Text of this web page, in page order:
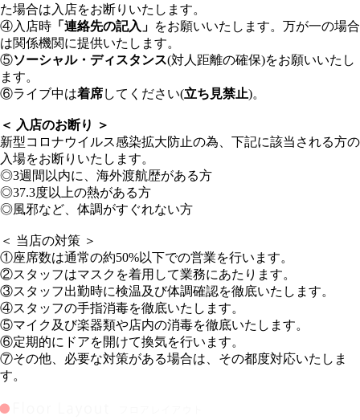
た場合は入店をお断りいたします。
④入店時 「連絡先の記入」 をお願いいたします。万が一の場合
は関係機関に提供いたします。
⑤ソーシャル・ディスタンス(対人距離の確保)をお願いいたし
ます。
⑥ライブ中は着席してください(立ち見禁止)。
＜ 入店のお断り ＞
新型コロナウイルス感染拡大防止の為、下記に該当される方の
入場をお断りいたします。
◎3週間以内に、海外渡航歴がある方
◎37.3度以上の熱がある方
◎風邪など、体調がすぐれない方
＜ 当店の対策 ＞
①座席数は通常の約50%以下での営業を行います。
②スタッフはマスクを着用して業務にあたります。
③スタッフ出勤時に検温及び体調確認を徹底いたします。
④スタッフの手指消毒を徹底いたします。
⑤マイク及び楽器類や店内の消毒を徹底いたします。
⑥定期的にドアを開けて換気を行います。
⑦その他、必要な対策がある場合は、その都度対応いたしま
す。